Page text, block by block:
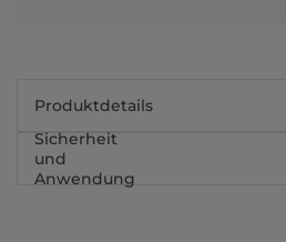
Produktdetails
Sicherheit
und
Anwendung